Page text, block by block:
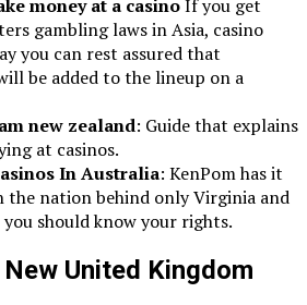
money at a casinoIf you get
gambling laws in Asia, casino
you can rest assured that
be added to the lineup on a
new zealand: Guide that explains
at casinos.
In Australia: KenPom has it
the nation behind only Virginia and
should know your rights.
United Kingdom